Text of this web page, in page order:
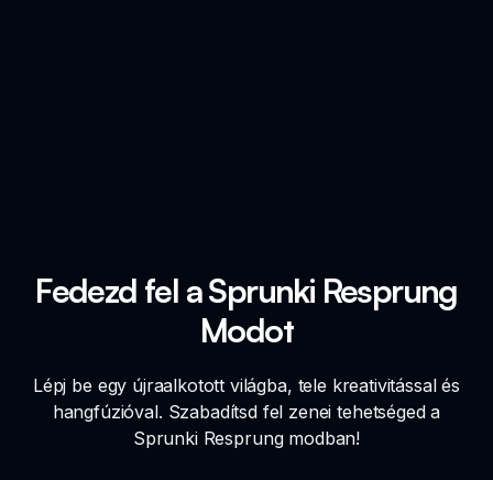
Fedezd fel a Sprunki Resprung
Modot
Lépj be egy újraalkotott világba, tele kreativitással és
hangfúzióval. Szabadítsd fel zenei tehetséged a
Sprunki Resprung modban!